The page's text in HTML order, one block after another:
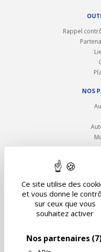
Ce site utilise des
et vous donne le
sur ceux que vous
souhaitez activer
Nos partenaires
Rappel
NOS
SUIVEZ AUTOVISION SUR LES